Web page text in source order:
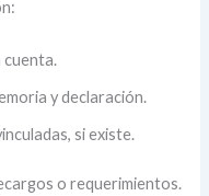
cuenta.
y declaración.
si existe.
o requerimientos.